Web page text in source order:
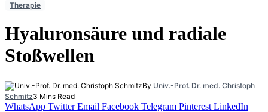
Therapie
Hyaluronsäure und radiale
Stoßwellen
By Univ.-Prof. Dr. med. Christoph
Schmitz3 Mins Read
WhatsApp Twitter Email Facebook Telegram Pinterest LinkedIn